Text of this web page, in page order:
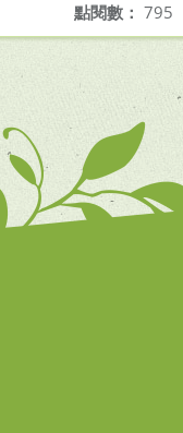
點閱數： 795